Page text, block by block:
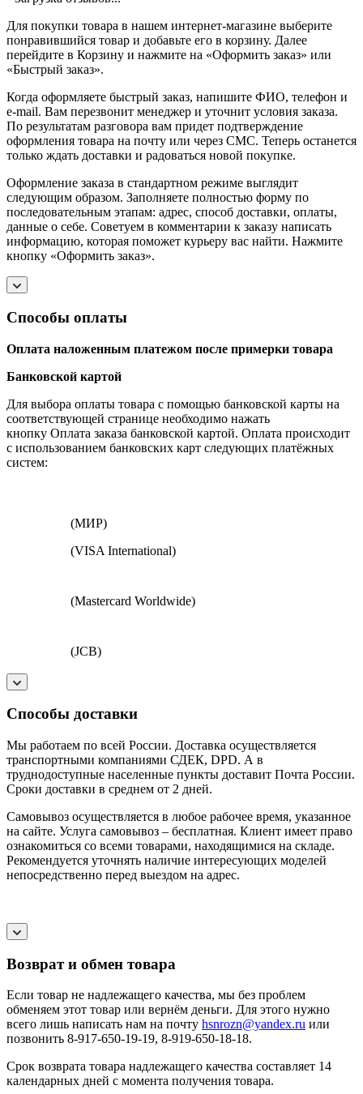
Для покупки товара в нашем интернет-магазине выберите
понравившийся товар и добавьте его в корзину. Далее
перейдите в Корзину и нажмите на «Оформить заказ» или
«Быстрый заказ».
Когда оформляете быстрый заказ, напишите ФИО, телефон и
e-mail. Вам перезвонит менеджер и уточнит условия заказа.
По результатам разговора вам придет подтверждение
оформления товара на почту или через СМС. Теперь останется
только ждать доставки и радоваться новой покупке.
Оформление заказа в стандартном режиме выглядит
следующим образом. Заполняете полностью форму по
последовательным этапам: адрес, способ доставки, оплаты,
данные о себе. Советуем в комментарии к заказу написать
информацию, которая поможет курьеру вас найти. Нажмите
кнопку «Оформить заказ».
Способы оплаты
Оплата наложенным платежом после примерки товара
Банковской картой
Для выбора оплаты товара с помощью банковской карты на
соответствующей странице необходимо нажать
кнопку Оплата заказа банковской картой. Оплата происходит
с использованием банковских карт следующих платёжных
систем:
(МИР)
(VISA International)
(Mastercard Worldwide)
(JCB)
Способы доставки
Мы работаем по всей России. Доставка осуществляется
транспортными компаниями СДЕК, DPD. А в
труднодоступные населенные пункты доставит Почта России.
Сроки доставки в среднем от 2 дней.
Самовывоз осуществляется в любое рабочее время, указанное
на сайте. Услуга самовывоз – бесплатная. Клиент имеет право
ознакомиться со всеми товарами, находящимися на складе.
Рекомендуется уточнять наличие интересующих моделей
непосредственно перед выездом на адрес.
Возврат и обмен товара
Если товар не надлежащего качества, мы без проблем
обменяем этот товар или вернём деньги. Для этого нужно
всего лишь написать нам на почту hsnrozn@yandex.ru или
позвонить 8-917-650-19-19, 8-919-650-18-18.
Срок возврата товара надлежащего качества составляет 14
календарных дней с момента получения товара.